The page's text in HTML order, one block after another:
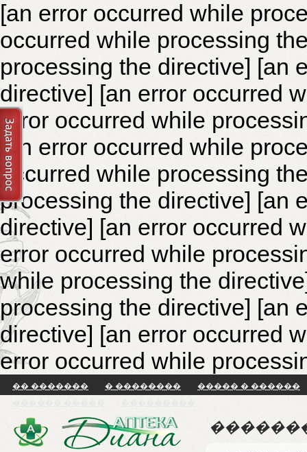
[an error occurred while
occurred while processing
processing the directive] [an
directive] [an error occurred
error occurred while
[an error occurred while
occurred while processing
processing the directive] [an
directive] [an error occurred
error occurred while
while processing the
processing the directive] [an
directive] [an error occurred
error occurred while
�� ������� � ��������
����� � ������